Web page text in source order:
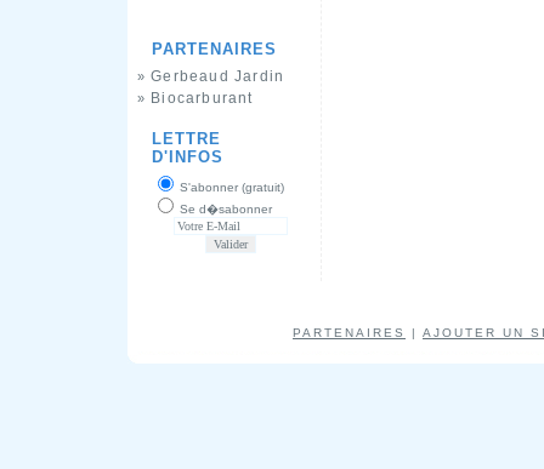
PARTENAIRES
» Gerbeaud Jardin
» Biocarburant
LETTRE
D'INFOS
S'abonner (gratuit)
Se d�sabonner
PARTENAIRES | AJOUTER UN